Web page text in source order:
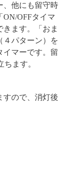
他にも留守時
OFFタイマ
ます。「おま
４パターン）を
イマーです。留
ます。
ので、消灯後